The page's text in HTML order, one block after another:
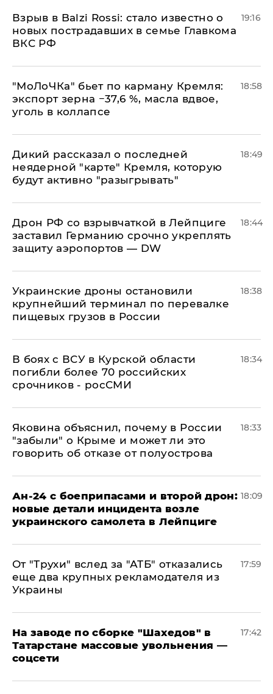
Взрыв в Balzi Rossi: стало известно о
новых пострадавших в семье Главкома
ВКС РФ
19:16
​"МоЛоЧКа" бьет по карману Кремля:
экспорт зерна −37,6 %, масла вдвое,
уголь в коллапсе
18:58
Дикий рассказал о последней
неядерной "карте" Кремля, которую
будут активно "разыгрывать"
18:49
​Дрон РФ со взрывчаткой в Лейпциге
заставил Германию срочно укреплять
защиту аэропортов — DW
18:44
Украинские дроны остановили
крупнейший терминал по перевалке
пищевых грузов в России
18:38
В боях с ВСУ в Курской области
погибли более 70 российских
срочников - росСМИ
18:34
Яковина объяснил, почему в России
"забыли" о Крыме и может ли это
говорить об отказе от полуострова
18:33
Ан-24 с боеприпасами и второй дрон:
новые детали инцидента возле
украинского самолета в Лейпциге
18:09
От "Трухи" вслед за "АТБ" отказались
еще два крупных рекламодателя из
Украины
17:59
На заводе по сборке "Шахедов" в
Татарстане массовые увольнения —
соцсети
17:42